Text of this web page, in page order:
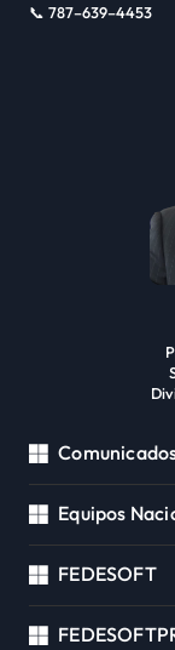
📞 787–639–4453
Equipos
FEDESOFT